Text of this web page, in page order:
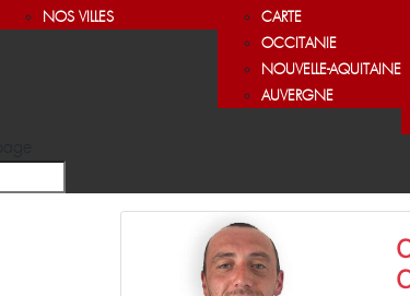
NOS VILLES
CARTE
OCCITANIE
NOUVELLE-AQUITAINE
AUVERGNE